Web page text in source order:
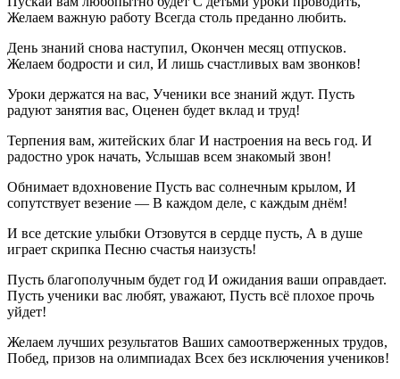
Желаем важную работу Всегда столь преданно любить.
День знаний снова наступил, Окончен месяц отпусков.
Желаем бодрости и сил, И лишь счастливых вам звонков!
Уроки держатся на вас, Ученики все знаний ждут. Пусть
радуют занятия вас, Оценен будет вклад и труд!
Терпения вам, житейских благ И настроения на весь год. И
радостно урок начать, Услышав всем знакомый звон!
Обнимает вдохновение Пусть вас солнечным крылом, И
сопутствует везение — В каждом деле, с каждым днём!
И все детские улыбки Отзовутся в сердце пусть, А в душе
играет скрипка Песню счастья наизусть!
Пусть благополучным будет год И ожидания ваши оправдает.
Пусть ученики вас любят, уважают, Пусть всё плохое прочь
уйдет!
Желаем лучших результатов Ваших самоотверженных трудов,
Побед, призов на олимпиадах Всех без исключения учеников!